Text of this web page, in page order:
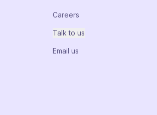
Careers
Talk to us
Email us